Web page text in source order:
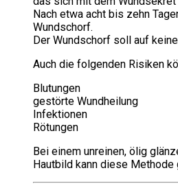
Nach etwa acht bis zehn
Wundschorf.
Der Wundschorf soll auf
Auch die folgenden Risiken
Blutungen
gestörte Wundheilung
Infektionen
Rötungen
Bei einem unreinen, ölig
Hautbild kann diese